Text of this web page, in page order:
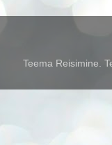
Teema Reisimine.